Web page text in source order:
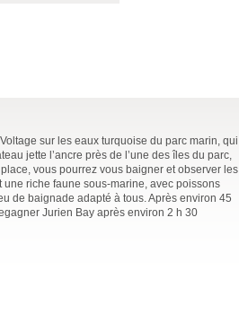
sur les eaux turquoise du parc marin, qui
jette l’ancre près de l’une des îles du parc,
vous pourrez vous baigner et observer les
riche faune sous-marine, avec poissons
de baignade adapté à tous. Après environ 45
Jurien Bay après environ 2 h 30